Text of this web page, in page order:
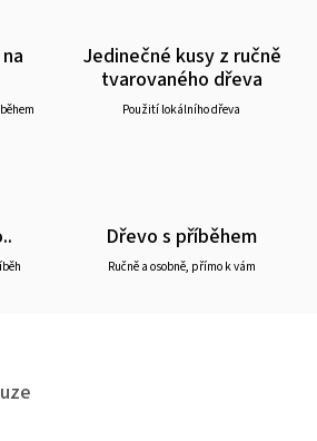
Jedinečné kusy z ručně
tvarovaného dřeva
Použití lokálního dřeva
Dřevo s příběhem
Ručně a osobně, přímo k vám